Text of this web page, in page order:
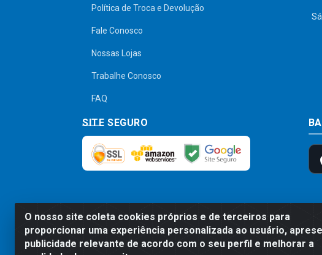
O nosso site coleta cookies próprios e de terceiros para
proporcionar uma experiência personalizada ao usuário,
publicidade relevante de acordo com o seu perfil e melhorar a
Política de Troca e Devolução
Fale Conosco
Nossas Lojas
Trabalhe Conosco
FAQ
SITE SEGURO
Preços, promoções, condições de pagamento e frete
será válido o preço que for exibido no carrinho de